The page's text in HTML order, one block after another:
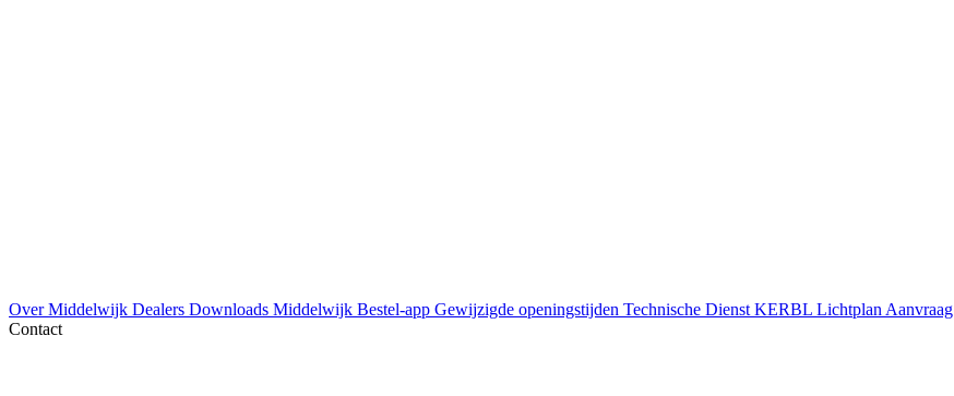
Over Middelwijk Dealers Downloads Middelwijk Bestel-app Gewijzigde openingstijden Technische Dienst KERBL Lichtplan Aanvraag
Contact